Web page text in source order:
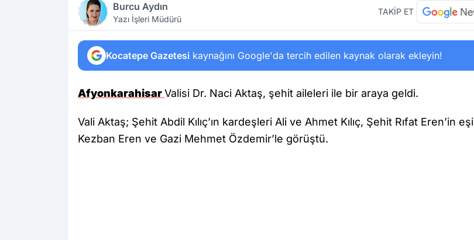
Burcu Aydın
Yazı İşleri Müdürü
TAKİP ET
Kocatepe Gazetesi kaynağını Google'da tercih edilen kaynak olarak ekleyin!
AfyonkarahisarValisi Dr. Naci Aktaş, şehit aileleri ile bir araya geldi.
Vali Aktaş; Şehit Abdil Kılıç’ın kardeşleri Ali ve Ahmet Kılıç, Şehit Rıfat Eren’in eşi
Kezban Eren ve Gazi Mehmet Özdemir’le görüştü.